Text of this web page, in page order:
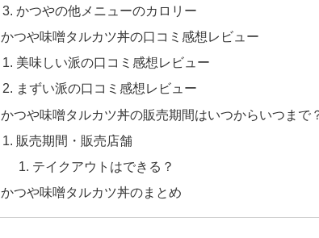
かつやの他メニューのカロリー
かつや味噌タルカツ丼の口コミ感想レビュー
美味しい派の口コミ感想レビュー
まずい派の口コミ感想レビュー
かつや味噌タルカツ丼の販売期間はいつからいつまで
販売期間・販売店舗
テイクアウトはできる？
かつや味噌タルカツ丼のまとめ